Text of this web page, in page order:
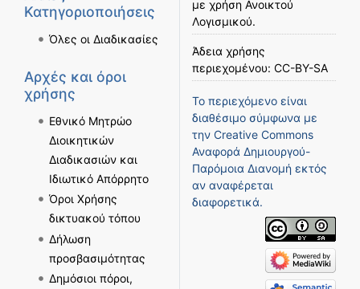
Κατηγοριοποιήσεις
Όλες οι Διαδικασίες
Αρχές και όροι
χρήσης
Εθνικό Μητρώο
Διοικητικών
Διαδικασιών και
Ιδιωτικό Απόρρητο
Όροι Χρήσης
δικτυακού τόπου
Δήλωση
προσβασιμότητας
Δημόσιοι πόροι,
με χρήση Ανοικτού
Λογισμικού.
Άδεια χρήσης
περιεχομένου: CC-BY-SA
Το περιεχόμενο είναι
διαθέσιμο σύμφωνα με
την Creative Commons
Αναφορά Δημιουργού-
Παρόμοια Διανομή εκτός
αν αναφέρεται
διαφορετικά.